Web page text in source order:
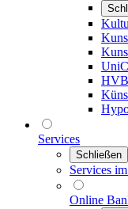
HVB
Services
Schließen
Services
Online